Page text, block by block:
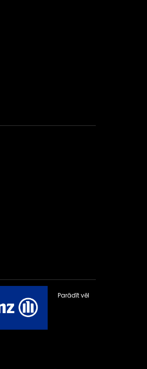
Parādīt vēl